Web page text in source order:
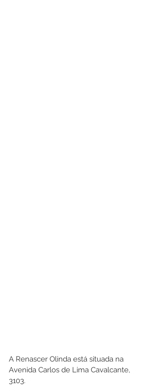
A Renascer Olinda está situada na
Avenida Carlos de Lima Cavalcante,
3103.